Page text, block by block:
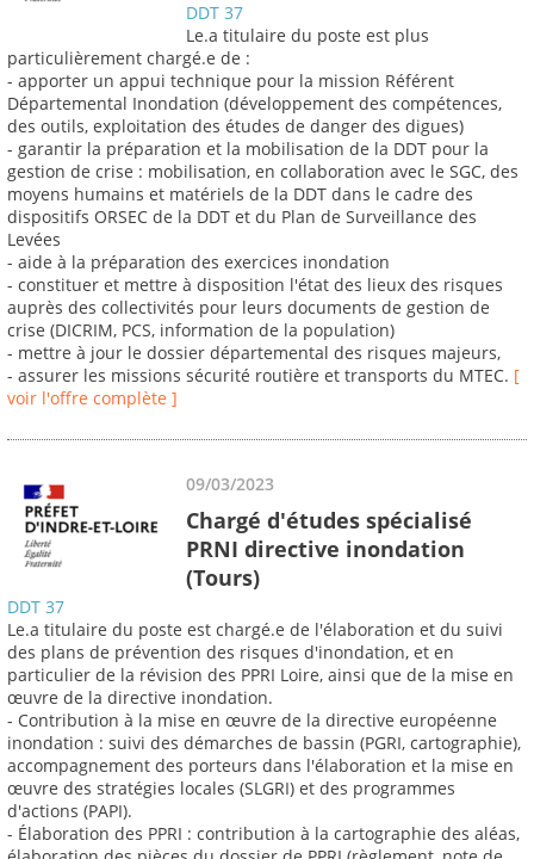
DDT 37
Le.a titulaire du poste est plus
particulièrement chargé.e de :
- apporter un appui technique pour la mission Référent
Départemental Inondation (développement des compétences,
des outils, exploitation des études de danger des digues)
- garantir la préparation et la mobilisation de la DDT pour la
gestion de crise : mobilisation, en collaboration avec le SGC, des
moyens humains et matériels de la DDT dans le cadre des
dispositifs ORSEC de la DDT et du Plan de Surveillance des
Levées
- aide à la préparation des exercices inondation
- constituer et mettre à disposition l'état des lieux des risques
auprès des collectivités pour leurs documents de gestion de
crise (DICRIM, PCS, information de la population)
- mettre à jour le dossier départemental des risques majeurs,
- assurer les missions sécurité routière et transports du MTEC. [
voir l'offre complète ]
09/03/2023
Chargé d'études spécialisé
PRNI directive inondation
(Tours)
DDT 37
Le.a titulaire du poste est chargé.e de l'élaboration et du suivi
des plans de prévention des risques d'inondation, et en
particulier de la révision des PPRI Loire, ainsi que de la mise en
œuvre de la directive inondation.
- Contribution à la mise en œuvre de la directive européenne
inondation : suivi des démarches de bassin (PGRI, cartographie),
accompagnement des porteurs dans l'élaboration et la mise en
œuvre des stratégies locales (SLGRI) et des programmes
d'actions (PAPI).
- Élaboration des PPRI : contribution à la cartographie des aléas,